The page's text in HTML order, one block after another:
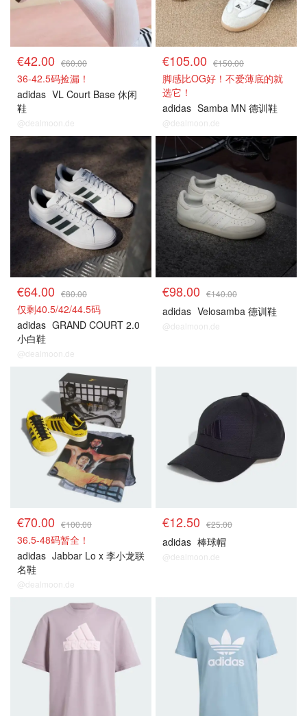
€42.00 €60.00
36-42.5码捡漏！
adidas VL Court Base 休闲
鞋
@dealmoon.de
€105.00 €150.00
脚感比OG好！不爱薄底的就
选它！
adidas Samba MN 德训鞋
@dealmoon.de
€64.00 €80.00
仅剩40.5/42/44.5码
adidas GRAND COURT 2.0
小白鞋
@dealmoon.de
€98.00 €140.00
adidas Velosamba 德训鞋
@dealmoon.de
€70.00 €100.00
36.5-48码暂全！
adidas Jabbar Lo x 李小龙联
名鞋
@dealmoon.de
€12.50 €25.00
adidas 棒球帽
@dealmoon.de